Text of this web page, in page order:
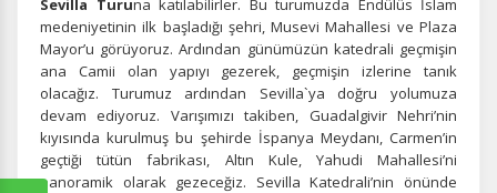
Sevilla Turuna katılabilirler. Bu turumuzda Endülüs İslam
medeniyetinin ilk başladığı şehri, Musevi Mahallesi ve Plaza
Mayor’u görüyoruz. Ardından günümüzün katedrali geçmişin
ana Camii olan yapıyı gezerek, geçmişin izlerine tanık
olacağız. Turumuz ardından Sevilla`ya doğru yolumuza
devam ediyoruz. Varışımızı takiben, Guadalgivir Nehri’nin
kıyısında kurulmuş bu şehirde İspanya Meydanı, Carmen’in
geçtiği tütün fabrikası, Altın Kule, Yahudi Mahallesi’ni
panoramik olarak gezeceğiz. Sevilla Katedrali’nin önünde